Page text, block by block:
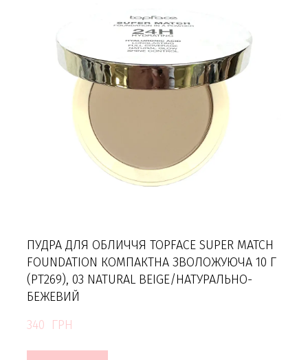
ПУДРА ДЛЯ ОБЛИЧЧЯ TOPFACE SUPER MATCH
FOUNDATION КОМПАКТНА ЗВОЛОЖУЮЧА 10 Г
(PT269), 03 NATURAL BEIGE/НАТУРАЛЬНО-
БЕЖЕВИЙ
340  ГРН